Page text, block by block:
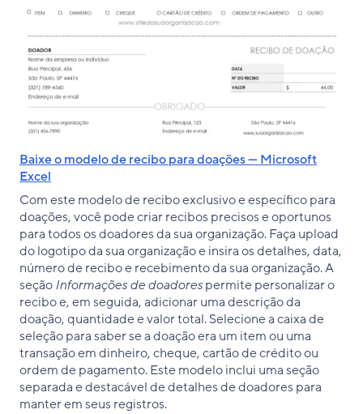
Baixe o modelo de recibo para doações — Microsoft
Excel
Com este modelo de recibo exclusivo e específico para
doações, você pode criar recibos precisos e oportunos
para todos os doadores da sua organização. Faça upload
do logotipo da sua organização e insira os detalhes, data,
número de recibo e recebimento da sua organização. A
seçãoInformações de doadorespermite personalizar o
recibo e, em seguida, adicionar uma descrição da
doação, quantidade e valor total. Selecione a caixa de
seleção para saber se a doação era um item ou uma
transação em dinheiro, cheque, cartão de crédito ou
ordem de pagamento. Este modelo inclui uma seção
separada e destacável de detalhes de doadores para
manter em seus registros.